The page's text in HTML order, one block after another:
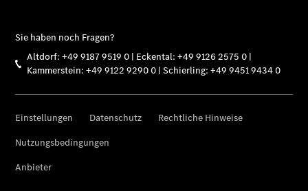
Reparatur
und
Garantie-
Pakete
Service
Services